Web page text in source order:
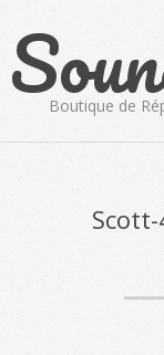
content
Boutique de